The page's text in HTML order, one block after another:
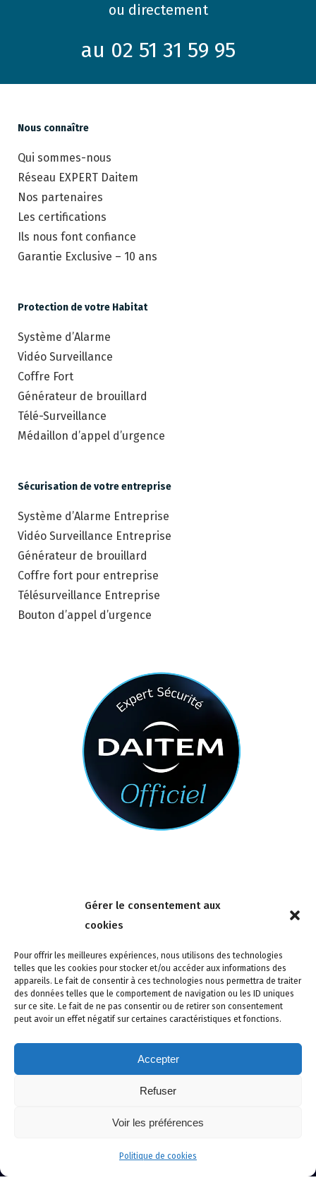
Gérer le consentement aux
cookies
Pour offrir les meilleures expériences, nous utilisons des technologies
telles que les cookies pour stocker et/ou accéder aux informations des
appareils. Le fait de consentir à ces technologies nous permettra de traiter
des données telles que le comportement de navigation ou les ID uniques
sur ce site. Le fait de ne pas consentir ou de retirer son consentement
peut avoir un effet négatif sur certaines caractéristiques et fonctions.
Accepter
Refuser
Voir les préférences
Politique de cookies
ou directement
au 02 51 31 59 95
Nous connaître
Qui sommes-nous
Réseau EXPERT Daitem
Nos partenaires
Les certifications
Ils nous font confiance
Garantie Exclusive – 10 ans
Protection de votre Habitat
Système d’Alarme
Vidéo Surveillance
Coffre Fort
Générateur de brouillard
Télé-Surveillance
Médaillon d’appel d’urgence
Sécurisation de votre entreprise
Système d’Alarme Entreprise
Vidéo Surveillance Entreprise
Générateur de brouillard
Coffre fort pour entreprise
Télésurveillance Entreprise
Bouton d’appel d’urgence
4 rue de la Tour 85150 Les Achards
Politique de confidentialité -
© Copyright 2024 Atlantic Confort Sécurité